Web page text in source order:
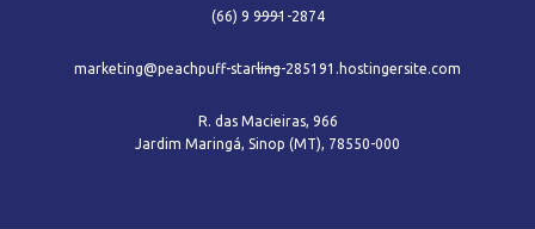
(66) 9 9991-2874
marketing@peachpuff-starling-285191.hostingersite.com
R. das Macieiras, 966
Jardim Maringá, Sinop (MT), 78550-000